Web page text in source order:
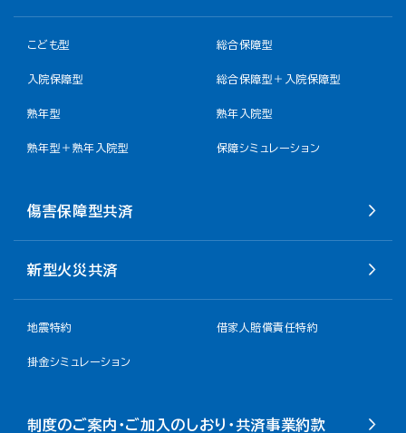
こども型 総合保障型
入院保障型 総合保障型＋入院保障型
熟年型 熟年入院型
熟年型＋熟年入院型 保障シミュレーション
傷害保障型共済
新型火災共済
地震特約 借家人賠償責任特約
掛金シミュレーション
制度のご案内・ご加入のしおり・共済事業約款